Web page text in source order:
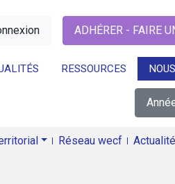
ADHÉRER - FAIRE
RESSOURCES
Réseau wecf Actualité